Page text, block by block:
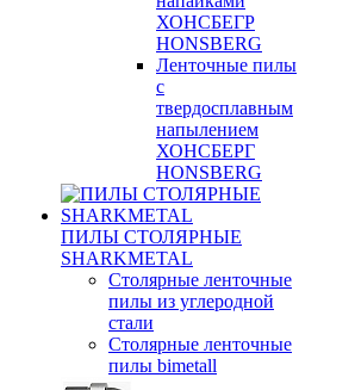
ХОНСБЕГР
HONSBERG
Ленточные пилы
с
твердосплавным
напылением
ХОНСБЕРГ
HONSBERG
ПИЛЫ СТОЛЯРНЫЕ
SHARKMETAL
Столярные ленточные
пилы из углеродной
стали
Столярные ленточные
пилы bimetall